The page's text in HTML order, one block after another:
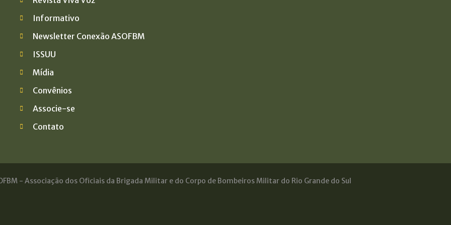
Informativo
Newsletter Conexão ASOFBM
ISSUU
Mídia
Convênios
Associe-se
Contato
- Associação dos Oficiais da Brigada Militar e do Corpo de Bombeiros Militar do Rio Grande do Sul